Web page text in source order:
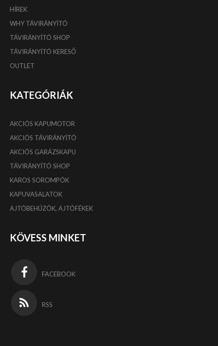
HÍREK
WHY TÁVIRÁNYÍTÓ
TÁVIRÁNYÍTÓ SHOP
TÁVIRÁNYÍTÓ KERESŐ
OUTLET
KATEGÓRIÁK
AKCIÓS KAPUMOTOR
AKCIÓS TÁVIRÁNYÍTÓ
AKCIÓS GARÁZSKAPU
TÁVIRÁNYÍTÓ SHOP
KAROS SOROMPÓK
KAPUVASALATOK
AJTÓBEHÚZÓK, AJTÓFÉKEK
KÖVESS MINKET
FACEBOOK
RSS